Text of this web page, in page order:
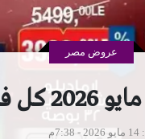
عروض مصر
14 مايو 2026 - 7:38م